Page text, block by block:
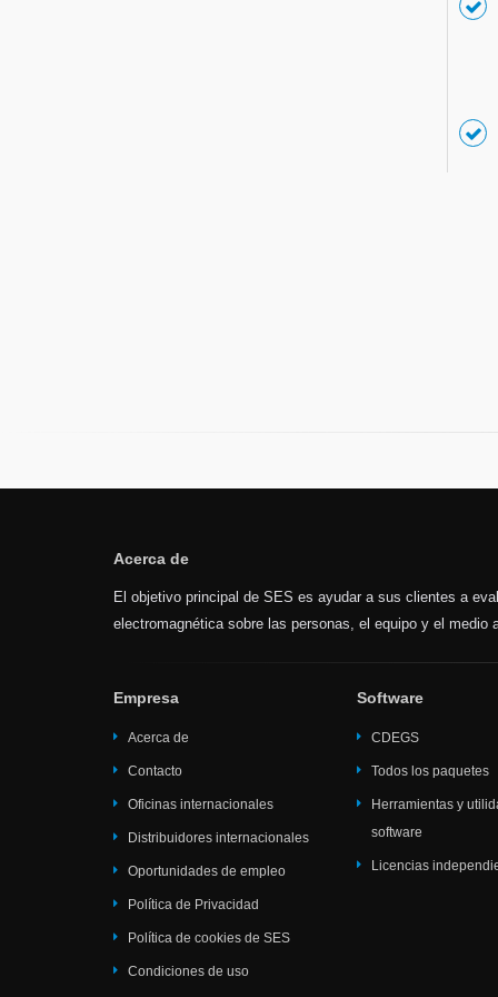
Acerca de
El objetivo principal de SES es ayudar a sus clientes a
electromagnética sobre las personas, el equipo y el
Empresa
Acerca de
Contacto
Oficinas internacionales
Distribuidores internacionales
Oportunidades de empleo
Política de Privacidad
Política de cookies de SES
Condiciones de uso
Software
CDEGS
Todos los paquetes
Herramientas y
software
Licencias